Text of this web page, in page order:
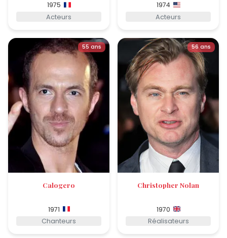
1975
Acteurs
1974
Acteurs
55 ans
Calogero
1971
Chanteurs
56 ans
Christopher Nolan
1970
Réalisateurs